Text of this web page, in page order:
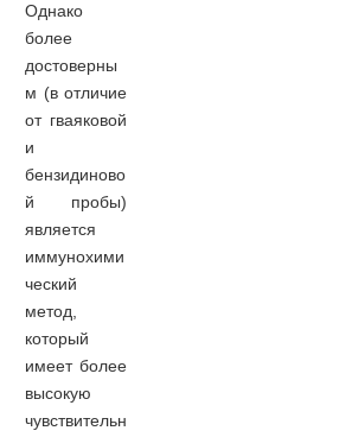
Однако
более
достоверны
м (в отличие
от гваяковой
и
бензидиново
й пробы)
является
иммунохими
ческий
метод,
который
имеет более
высокую
чувствительн